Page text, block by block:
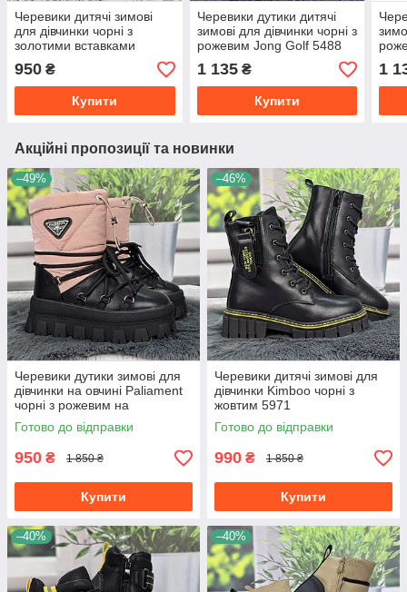
Черевики дитячі зимові
для дівчинки чорні з
золотими вставками
спортивного плану Jong
Golf
950 ₴
Купити
Черевики дутики дитячі
зимові для дівчинки чорні з
рожевим Jong Golf 5488
1 135₴
Купити
1
Акційні пропозиції та новинки
–49%
Черевики дутики зимові для
дівчинки на овчині Paliament
чорні з рожевим на
платформі 7079
Готово до відправки
950 ₴ 1 850 ₴
Купити
–46%
Черевики дитячі зимові для
дівчинки Kimboo чорні з
жовтим 5971
Готово до відправки
990 ₴ 1 850 ₴
Купити
–40% –40%